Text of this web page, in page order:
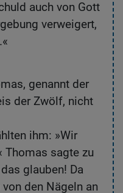
auch von Gott
verweigert,
genannt der
der Zwölf, nicht
ihm: »Wir
Thomas sagte zu
glauben! Da
den Nägeln an
24
25